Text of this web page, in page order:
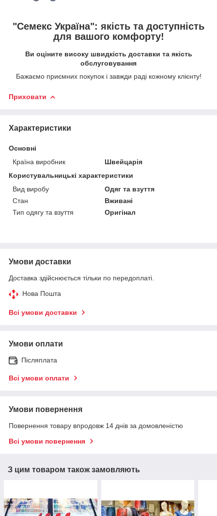
"Семекс Україна": якість та доступність
для вашого комфорту!
Ви оціните високу швидкість доставки та якість
обслуговування
Бажаємо приємних покупок і завжди раді кожному клієнту!
Приховати
Характеристики
Основні
Країна виробник
Швейцарія
Користувальницькі характеристики
Вид виробу
Одяг та взуття
Стан
Вживані
Тип одягу та взуття
Оригінал
Умови доставки
Доставка здійснюється тільки по передоплаті.
Нова Пошта
Всі умови доставки
Умови оплати
Післяплата
Всі умови оплати
Умови повернення
Повернення товару впродовж 14 днів за домовленістю
Всі умови повернення
З цим товаром також замовляють